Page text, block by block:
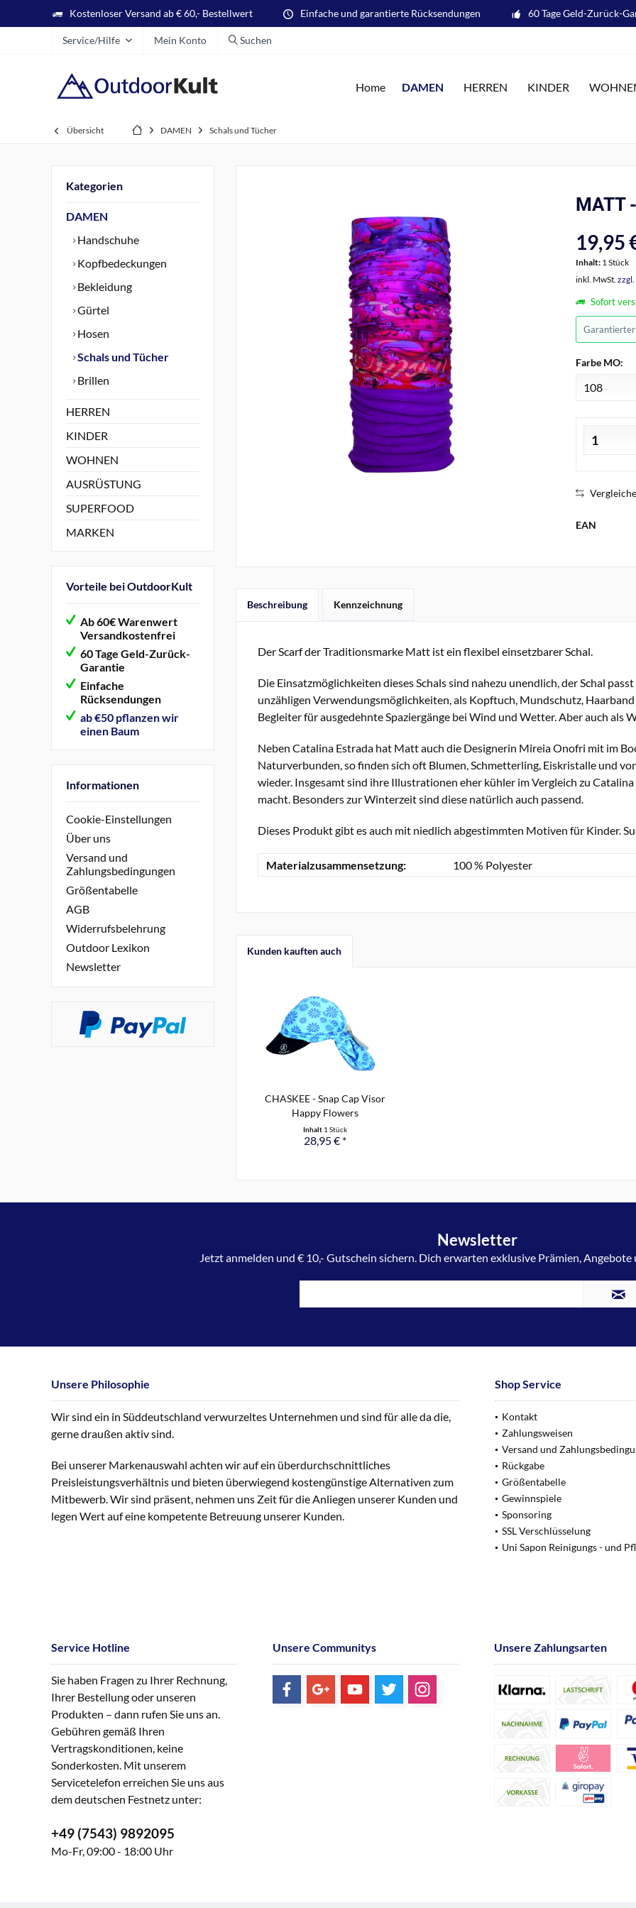
Kostenloser Versand ab € 60,- Bestellwert Einfache und garantierte Rücksendungen 60 Tage Geld-Zurück-
Service/Hilfe Mein Konto Suchen
Home DAMEN HERREN KINDER
Übersicht DAMEN Schals und Tücher
Kategorien
DAMEN
Handschuhe
Kopfbedeckungen
Bekleidung
Gürtel
Hosen
Schals und Tücher
Brillen
HERREN
KINDER
WOHNEN
AUSRÜSTUNG
SUPERFOOD
MARKEN
Vorteile bei OutdoorKult
Ab 60€ Warenwert
Versandkostenfrei
60 Tage Geld-Zurück-
Garantie
Einfache
Rücksendungen
ab €50 pflanzen wir
einen Baum
Informationen
Cookie-Einstellungen
Über uns
Versand und
Zahlungsbedingungen
Größentabelle
AGB
Widerrufsbelehrung
Outdoor Lexikon
Newsletter
MATT
19,95
Inhalt: 1 Stück
inkl. MwSt.
Sofort
Garantierter
Farbe MO:
EAN
Beschreibung Kennzeichnung
Der Scarf der Traditionsmarke Matt ist ein flexibel einsetzbarer Schal.
Die Einsatzmöglichkeiten dieses Schals sind nahezu unendlich, der Schal
unzähligen Verwendungsmöglichkeiten, als Kopftuch, Mundschutz,
Begleiter für ausgedehnte Spaziergänge bei Wind und Wetter. Aber auch als
Neben Catalina Estrada hat Matt auch die Designerin Mireia Onofri mit im
Naturverbunden, so finden sich oft Blumen, Schmetterling, Eiskristalle und
wieder. Insgesamt sind ihre Illustrationen eher kühler im Vergleich zu
macht. Besonders zur Winterzeit sind diese natürlich auch passend.
Dieses Produkt gibt es auch mit niedlich abgestimmten Motiven für Kinder.
Materialzusammensetzung: 100 % Polyester
Kunden kauften auch
CHASKEE - Snap Cap Visor
Happy Flowers
Inhalt 1 Stück
28,95 € *
Newsletter
Jetzt anmelden und € 10,- Gutschein sichern. Dich erwarten exklusive Prämien,
Unsere Philosophie
Wir sind ein in Süddeutschland verwurzeltes Unternehmen und sind für alle da die,
gerne draußen aktiv sind.
Bei unserer Markenauswahl achten wir auf ein überdurchschnittliches
Preisleistungsverhältnis und bieten überwiegend kostengünstige Alternativen zum
Mitbewerb. Wir sind präsent, nehmen uns Zeit für die Anliegen unserer Kunden und
legen Wert auf eine kompetente Betreuung unserer Kunden.
Shop Service
Kontakt
Zahlungsweisen
Versand und
Rückgabe
Größentabelle
Gewinnspiele
Sponsoring
SSL Verschlüsselung
Uni Sapon Reinigungs - und
Service Hotline
Sie haben Fragen zu Ihrer Rechnung,
Ihrer Bestellung oder unseren
Produkten – dann rufen Sie uns an.
Gebühren gemäß Ihren
Vertragskonditionen, keine
Sonderkosten. Mit unserem
Servicetelefon erreichen Sie uns aus
dem deutschen Festnetz unter:
+49 (7543) 9892095
Mo-Fr, 09:00 - 18:00 Uhr
Unsere Communitys Unsere Zahlungsarten